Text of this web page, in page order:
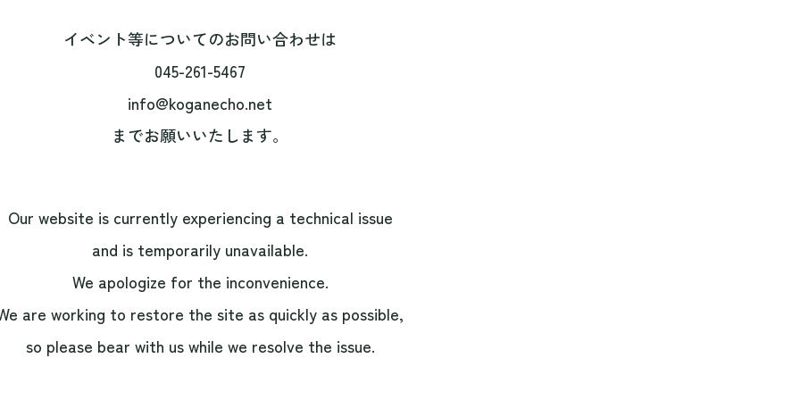
イベント等についてのお問い合わせは
045-261-5467
info@koganecho.net
までお願いいたします。
Our website is currently experiencing a technical issue
and is temporarily unavailable.
We apologize for the inconvenience.
are working to restore the site as quickly as possible,
so please bear with us while we resolve the issue.